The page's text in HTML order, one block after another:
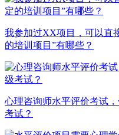
我参加过XX项目，可以直
的培训项目”有哪些？
心理咨询师水平评价考试
考试？